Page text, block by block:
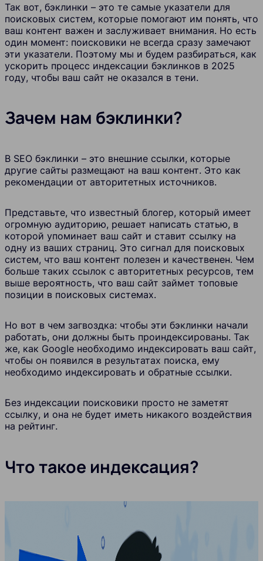
Так вот, бэклинки – это те самые указатели для
поисковых систем, которые помогают им понять, что
ваш контент важен и заслуживает внимания. Но есть
один момент: поисковики не всегда сразу замечают
эти указатели. Поэтому мы и будем разбираться, как
ускорить процесс индексации бэклинков в 2025
году, чтобы ваш сайт не оказался в тени.
Зачем нам бэклинки?
В SEO бэклинки – это внешние ссылки, которые
другие сайты размещают на ваш контент. Это как
рекомендации от авторитетных источников.
Представьте, что известный блогер, который имеет
огромную аудиторию, решает написать статью, в
которой упоминает ваш сайт и ставит ссылку на
одну из ваших страниц. Это сигнал для поисковых
систем, что ваш контент полезен и качественен. Чем
больше таких ссылок с авторитетных ресурсов, тем
выше вероятность, что ваш сайт займет топовые
позиции в поисковых системах.
Но вот в чем загвоздка: чтобы эти бэклинки начали
работать, они должны быть проиндексированы. Так
же, как Google необходимо индексировать ваш сайт,
чтобы он появился в результатах поиска, ему
необходимо индексировать и обратные ссылки.
Без индексации поисковики просто не заметят
ссылку, и она не будет иметь никакого воздействия
на рейтинг.
Что такое индексация?